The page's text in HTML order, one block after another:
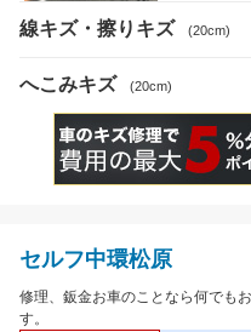
線キズ・擦りキズ (20cm)
へこみキズ (20cm)
セルフ中環松原
修理、鈑金お車のことなら何でも
す。